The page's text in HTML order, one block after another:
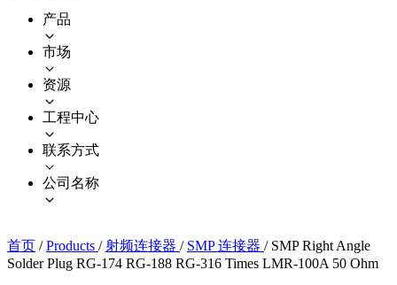
产品
市场
资源
工程中心
联系方式
公司名称
首页 / Products / 射频连接器 / SMP 连接器 / SMP Right Angle
Solder Plug RG-174 RG-188 RG-316 Times LMR-100A 50 Ohm